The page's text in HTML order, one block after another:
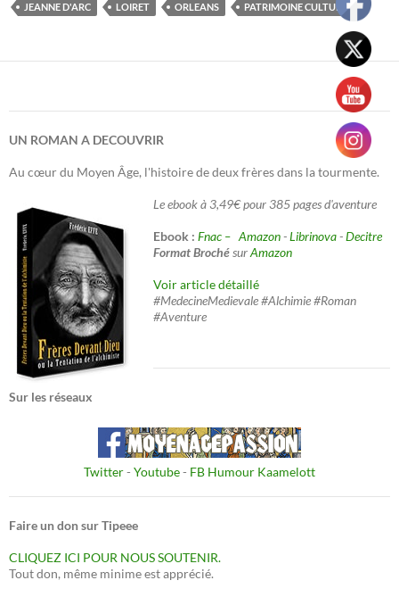
JEANNE D'ARC
LOIRET ORLEANS PATRIMOINE CULTUREL
UN ROMAN A DECOUVRIR
Au cœur du Moyen Âge, l'histoire de deux frères dans la tourmente.
Le ebook à 3,49€ pour 385 pages d'aventure
Ebook : Fnac – Amazon-Librinova-Decitre
Format BrochésurAmazon
Voir article détaillé
#MedecineMedievale #Alchimie #Roman
#Aventure
Sur les réseaux
Twitter- Youtube- FB Humour Kaamelott
Faire un don sur Tipeee
CLIQUEZ ICI POUR NOUS SOUTENIR.
Tout don, même minime est apprécié.